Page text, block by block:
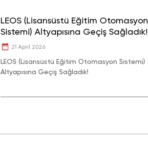
LEOS (Lisansüstü Eğitim Otomasyon
Sistemi) Altyapısına Geçiş Sağladık!
21 April 2026
LEOS (Lisansüstü Eğitim Otomasyon Sistemi)
Altyapısına Geçiş Sağladık!